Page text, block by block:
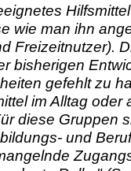
wie man ihn
Freizeitnutzer).
bisherigen
gefehlt zu
im Alltag
diese Gruppen
und